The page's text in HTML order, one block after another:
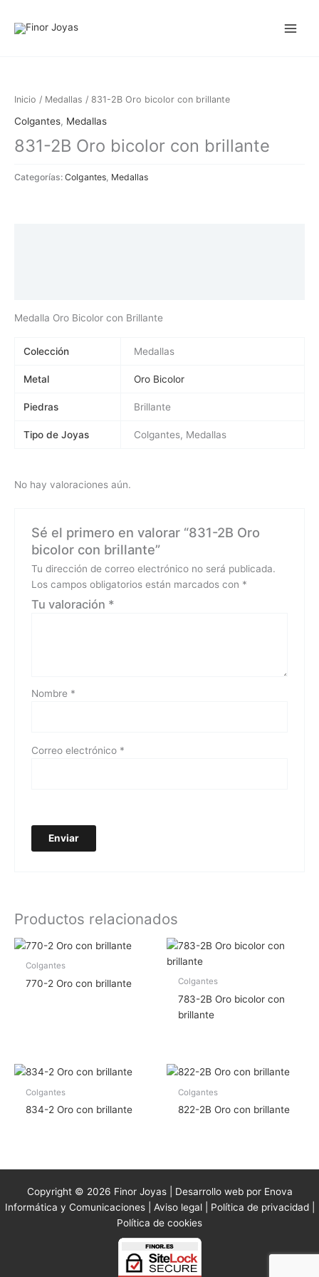
Inicio / Medallas / 831-2B Oro bicolor con brillante
Colgantes, Medallas
831-2B Oro bicolor con brillante
Categorías: Colgantes Medallas
Medalla Oro Bicolor con Brillante
Colección Medallas
Metal Oro Bicolor
Piedras Brillante
Tipo de Joyas Colgantes, Medallas
No hay valoraciones aún.
Sé el primero en valorar “831-2B Oro
bicolor con brillante”
Tu dirección de correo electrónico no será publicada.
Los campos obligatorios están marcados con *
Tu valoración *
Nombre *
Correo electrónico *
Productos relacionados
Colgantes
770-2 Oro con brillante Colgantes
783-2B Oro bicolor con
brillante
Colgantes
834-2 Oro con brillante
Colgantes
822-2B Oro con brillante
Copyright © 2026 Finor Joyas | Desarrollo web por Enova
Informática y Comunicaciones | Aviso legal| Política de privacidad|
Política de cookies